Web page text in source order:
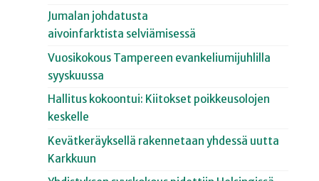
Jumalan johdatusta
aivoinfarktista selviämisessä
Vuosikokous Tampereen evankeliumijuhlilla
syyskuussa
Hallitus kokoontui: Kiitokset poikkeusolojen
keskelle
Kevätkeräyksellä rakennetaan yhdessä uutta
Karkkuun